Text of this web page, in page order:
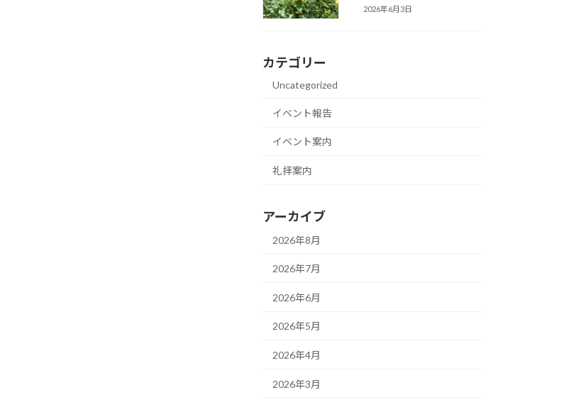
2026年6月3日
カテゴリー
Uncategorized
イベント報告
イベント案内
礼拝案内
アーカイブ
2026年8月
2026年7月
2026年6月
2026年5月
2026年4月
2026年3月